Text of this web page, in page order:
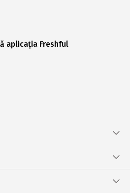
aplicația Freshful